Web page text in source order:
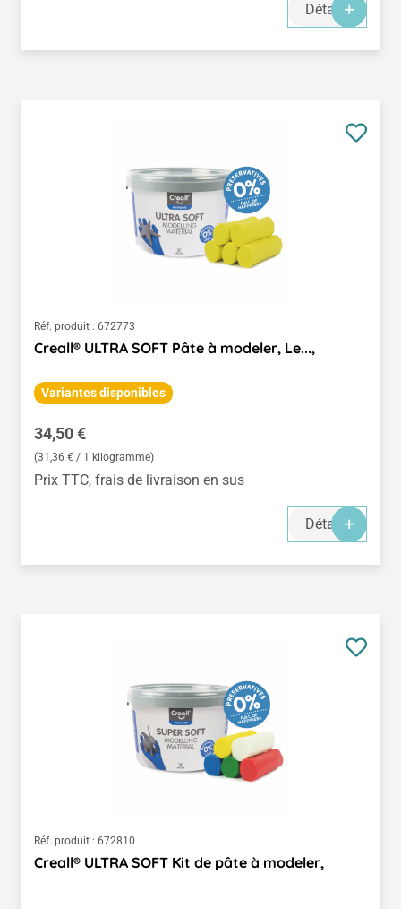
Détails
Réf. produit : 672773
Creall® ULTRA SOFT Pâte à modeler, Le...,
Variantes disponibles
Prix régulier :
34,50 €
(31,36 € / 1 kilogramme)
Prix TTC, frais de livraison en sus
Détails
Réf. produit : 672810
Creall® ULTRA SOFT Kit de pâte à modeler,